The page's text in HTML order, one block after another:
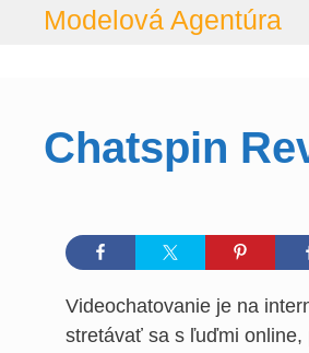
PrejsťModelová Agentúra
Chatspin
Videochatovanie je na
stretávať sa s ľuďmi